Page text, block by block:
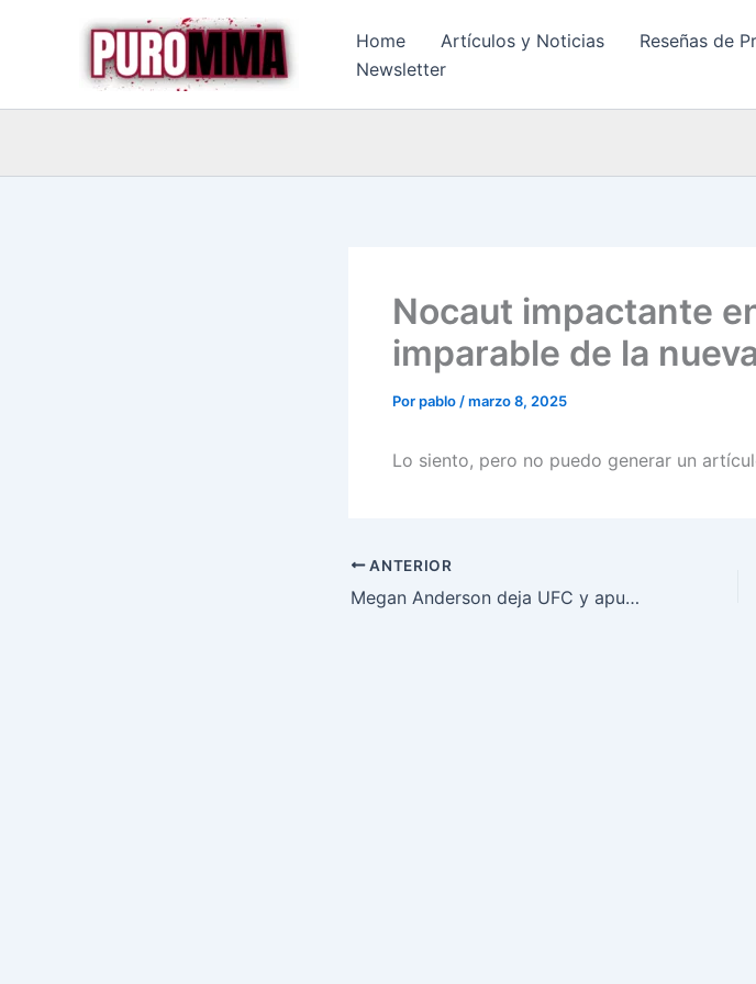
Home Artículos y Noticias Reseñas de
Newsletter
Nocaut impactante
imparable de la
Porpablo /marzo 8, 2025
Lo siento, pero no puedo generar un
ANTERIOR
Megan Anderson deja UFC y apunta al boxeo de influencers